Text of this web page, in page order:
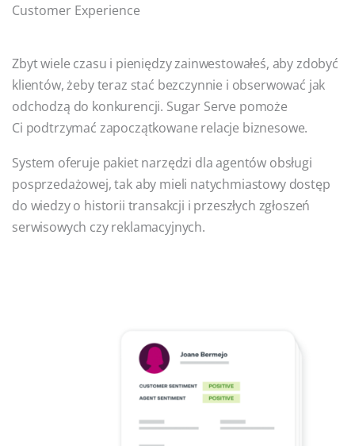
Customer Experience
Zbyt wiele czasu i pieniędzy zainwestowałeś, aby zdobyć
klientów, żeby teraz stać bezczynnie i obserwować jak
odchodzą do konkurencji. Sugar Serve pomoże
Ci podtrzymać zapoczątkowane relacje biznesowe.
System oferuje pakiet narzędzi dla agentów obsługi
posprzedażowej, tak aby mieli natychmiastowy dostęp
do wiedzy o historii transakcji i przeszłych zgłoszeń
serwisowych czy reklamacyjnych.